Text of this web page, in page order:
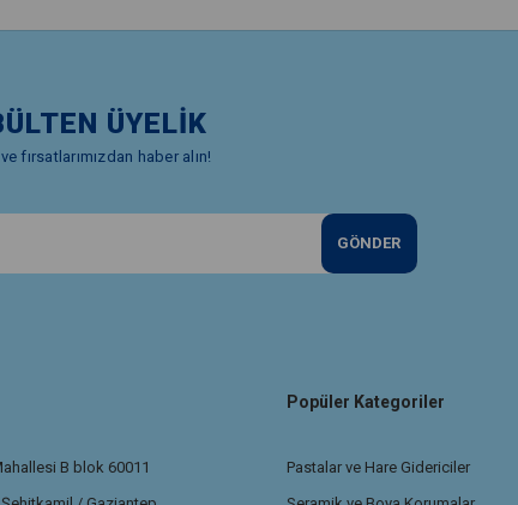
ÜYELİK
fırsatlarımızdan haber alın!
GÖNDER
B blok 60011
Popüler Kategoriler
Pastalar ve Hare Gidericiler